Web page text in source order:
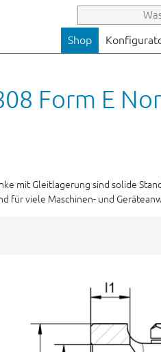
Shop
Form E
mit Gleitlagerung sind solide
für viele Maschinen- und